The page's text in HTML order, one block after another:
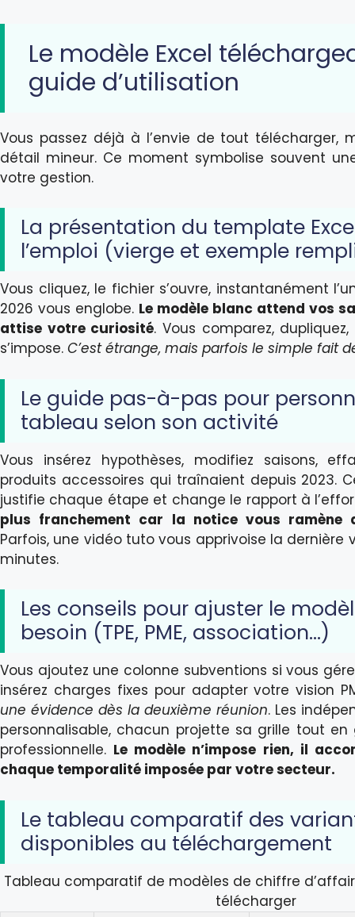
Le modèle Excel
guide d’utilisation
Vous passez déjà à l’envie de tout télécharger,
détail mineur. Ce moment symbolise souvent
votre gestion.
La présentation du template
l’emploi (vierge et exemple
Vous cliquez, le fichier s’ouvre, instantanément
2026 vous englobe. Le modèle blanc attend vos
attise votre curiosité. Vous comparez,
s’impose. C’est étrange, mais parfois le simple fait
Le guide pas-à-pas pour
tableau selon son activité
Vous insérez hypothèses, modifiez saisons,
produits accessoires qui traînaient depuis 2023.
justifie chaque étape et change le rapport à
plus franchement car la notice vous ramène
Parfois, une vidéo tuto vous apprivoise la dernière
minutes.
Les conseils pour ajuster le
besoin (TPE, PME, association…)
Vous ajoutez une colonne subventions si vous
insérez charges fixes pour adapter votre vision
une évidence dès la deuxième réunion. Les
personnalisable, chacun projette sa grille tout
professionnelle. Le modèle n’impose rien, il
chaque temporalité imposée par votre secteur.
Le tableau comparatif des
disponibles au téléchargement
Tableau comparatif de modèles de chiffre
télécharger